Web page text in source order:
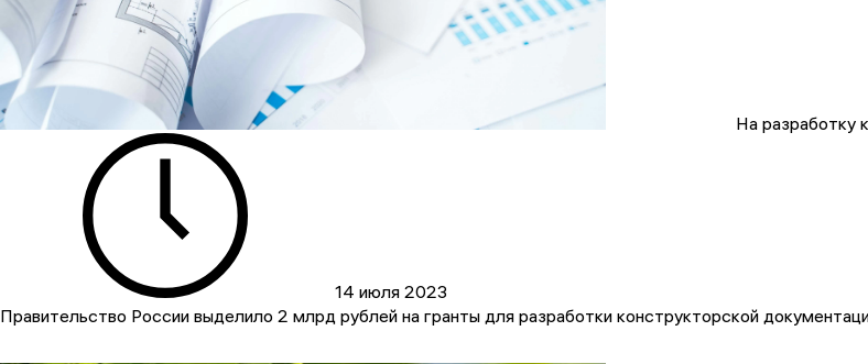
На разработку
14 июля 2023
Правительство России выделило 2 млрд рублей на гранты для разработки конструкторской